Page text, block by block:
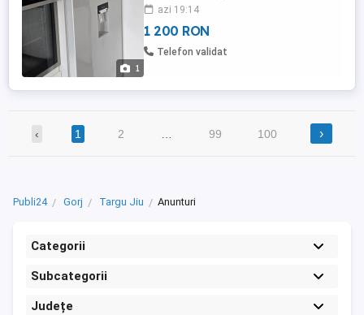
1
azi 19:14
1 200 RON
Telefon validat
‹ 1 2 99 100 ›
Publi24 Gorj Targu Jiu Anunturi
Categorii
Subcategorii
Județe